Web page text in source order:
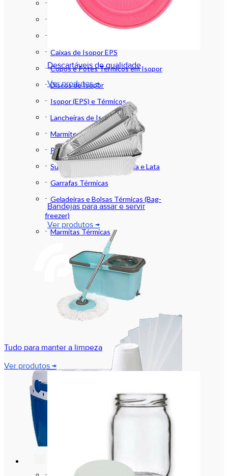
Marmitas Térmicas
Baldes de Isopor
Caixas de Isopor EPS
Copos e Potes Térmicos em Isopor
Discos de Isopor
Isopor (EPS) e Térmicos
Lancheiras de Isopor
Marmitex de Isopor
Placas de Isopor EPS
Suportes em Isopor Garrafa e Lata
Garrafas Térmicas
Geladeiras e Bolsas Térmicas (Bag-
freezer)
Marmitas Térmicas
LIMPEZA E ORGANIZAÇÃO
Descartáveis de qualidade
Ver produtos →
Bandejas para assar e servir
Ver produtos →
Tudo para manter a limpeza
Ver produtos →